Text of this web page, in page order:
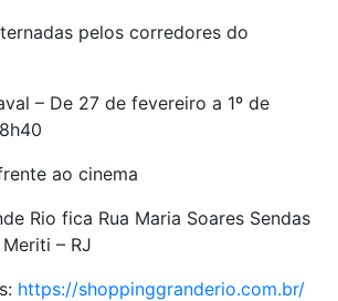
pelos corredores do
– De 27 de fevereiro a 1º de
ao cinema
Rio fica Rua Maria Soares Sendas
Meriti – RJ
https://shoppinggranderio.com.br/